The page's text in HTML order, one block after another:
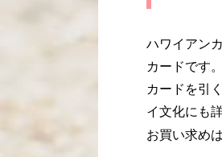
ハワイアン
カードです。
カードを引
イ文化にも
お買い求めは